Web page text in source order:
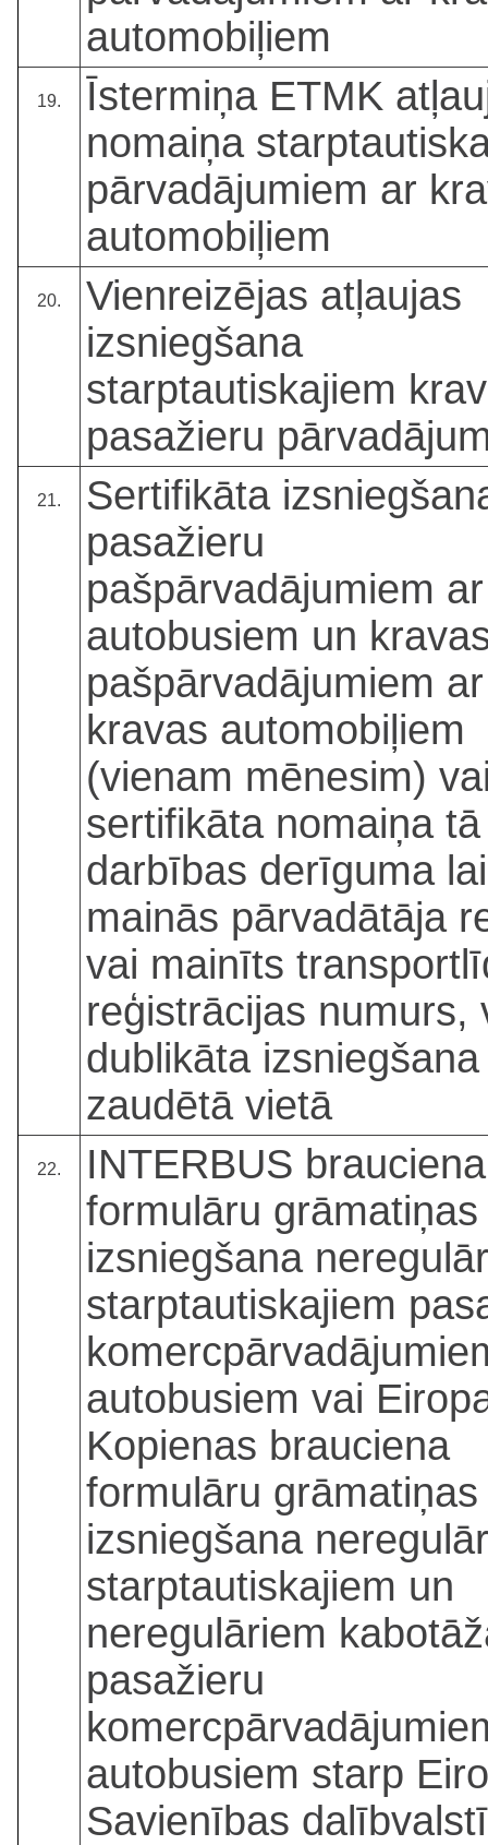
automobiļiem
19.
Īstermiņa ETMK
nomaiņa
pārvadājumiem ar
automobiļiem
20.
Vienreizējas atļaujas
izsniegšana
starptautiskajiem
pasažieru
21.
Sertifikāta
pasažieru
pašpārvadājumiem ar
autobusiem un
pašpārvadājumiem ar
kravas automobiļiem
(vienam mēnesim)
sertifikāta nomaiņa tā
darbības derīguma
mainās pārvadātāja
vai mainīts
reģistrācijas numurs,
dublikāta izsniegšana
zaudētā vietā
22.
INTERBUS brauciena
formulāru grāmatiņas
izsniegšana
starptautiskajiem
autobusiem vai
Kopienas brauciena
formulāru grāmatiņas
izsniegšana
starptautiskajiem un
neregulāriem
pasažieru
autobusiem starp
Savienības